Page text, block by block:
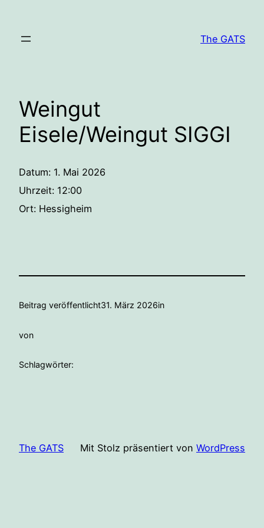
springen
The GATS
Weingut
Eisele/Weingut SIGGI
Datum: 1. Mai 2026
Uhrzeit: 12:00
Ort: Hessigheim
Beitrag veröffentlicht31. März 2026in
von
Schlagwörter:
The GATS Mit Stolz präsentiert von WordPress